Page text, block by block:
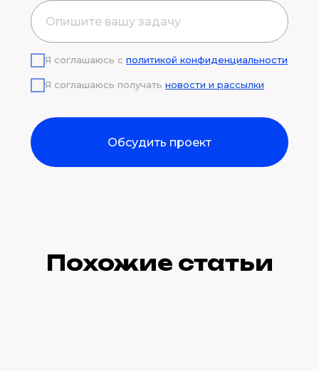
Я соглашаюсь с политикой конфиденциальности
Я соглашаюсь получать новости и рассылки
Обсудить проект
Похожие статьи